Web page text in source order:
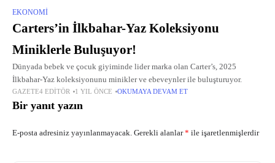
EKONOMI
Carters’in İlkbahar-Yaz Koleksiyonu
Miniklerle Buluşuyor!
Dünyada bebek ve çocuk giyiminde lider marka olan Carter’s, 2025
İlkbahar-Yaz koleksiyonunu minikler ve ebeveynler ile buluşturuyor.
GAZETE4 EDITÖR 1 YIL ÖNCE OKUMAYA DEVAM ET
Bir yanıt yazın
E-posta adresiniz yayınlanmayacak. Gerekli alanlar* ile işaretlenmişlerdir